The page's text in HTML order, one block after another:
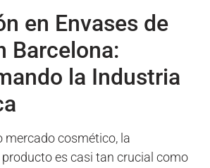
en Envases de
Barcelona:
la Industria
mercado cosmético, la
es casi tan crucial como